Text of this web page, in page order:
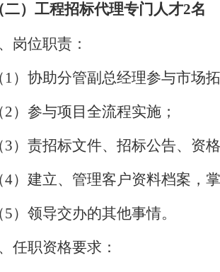
二）工程招标代理专门人才2名
岗位职责：
1）协助分管副总经理参与市场
2）参与项目全流程实施；
3）责招标文件、招标公告、资
4）建立、管理客户资料档案，
5）领导交办的其他事情。
任职资格要求 ：